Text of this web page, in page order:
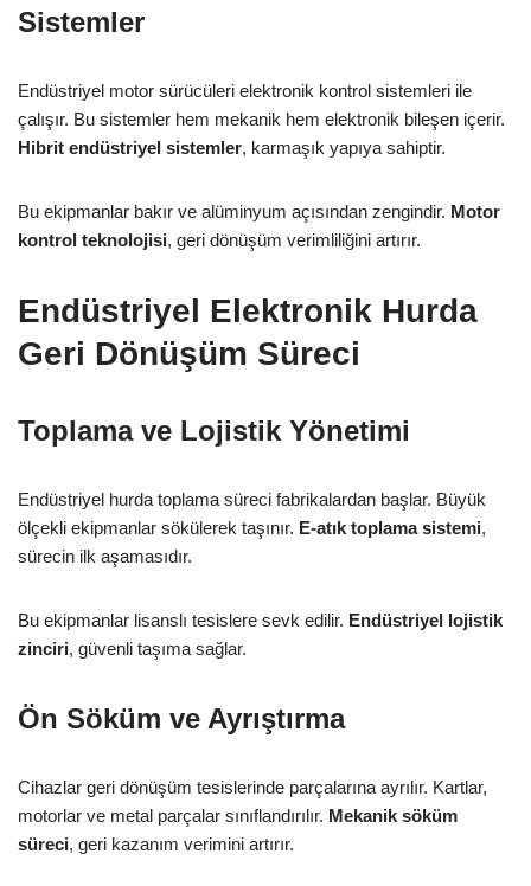
Sistemler
Endüstriyel motor sürücüleri elektronik kontrol sistemleri ile
çalışır. Bu sistemler hem mekanik hem elektronik bileşen içerir.
Hibrit endüstriyel sistemler, karmaşık yapıya sahiptir.
Bu ekipmanlar bakır ve alüminyum açısından zengindir. Motor
kontrol teknolojisi, geri dönüşüm verimliliğini artırır.
Endüstriyel Elektronik Hurda
Geri Dönüşüm Süreci
Toplama ve Lojistik Yönetimi
Endüstriyel hurda toplama süreci fabrikalardan başlar. Büyük
ölçekli ekipmanlar sökülerek taşınır. E-atık toplama sistemi,
sürecin ilk aşamasıdır.
Bu ekipmanlar lisanslı tesislere sevk edilir. Endüstriyel lojistik
zinciri, güvenli taşıma sağlar.
Ön Söküm ve Ayrıştırma
Cihazlar geri dönüşüm tesislerinde parçalarına ayrılır. Kartlar,
motorlar ve metal parçalar sınıflandırılır. Mekanik söküm
süreci, geri kazanım verimini artırır.